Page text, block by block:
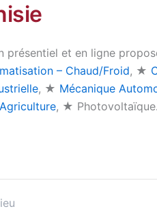
et en ligne
– Chaud/Froid, ★
, ★ Mécanique
Agriculture, ★